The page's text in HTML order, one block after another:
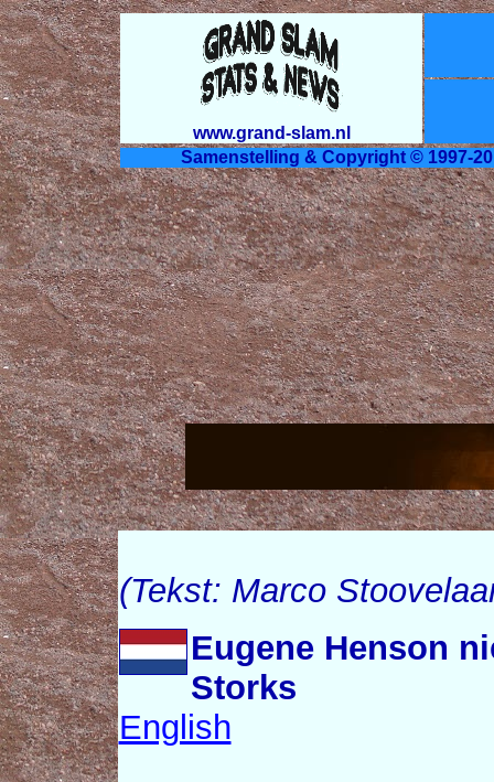
www.grand-slam.nl
Samenstelling & Copyright © 1997-
(Tekst: Marco
Eugene Henson
Storks
English